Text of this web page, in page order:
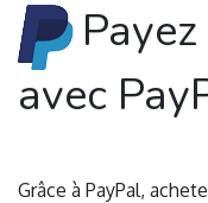
avec
Grâce à PayPal,